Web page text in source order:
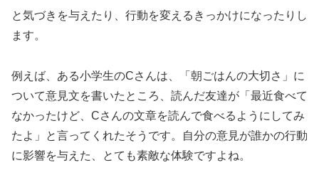
と気づきを与えたり、行動を変えるきっかけになったりし
ます。
例えば、ある小学生のCさんは、「朝ごはんの大切さ」に
ついて意見文を書いたところ、読んだ友達が「最近食べて
なかったけど、Cさんの文章を読んで食べるようにしてみ
たよ」と言ってくれたそうです。自分の意見が誰かの行動
に影響を与えた、とても素敵な体験ですよね。